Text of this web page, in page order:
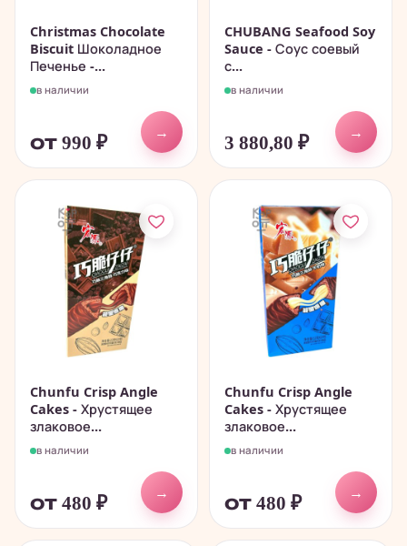
Christmas Chocolate
Biscuit Шоколадное
Печенье -...
в наличии
от 990 ₽
→
CHUBANG Seafood Soy
Sauce - Соус соевый
с...
в наличии
3 880,80 ₽
→
Chunfu Crisp Angle
Cakes - Хрустящее
злаковое...
в наличии
от 480 ₽
→
Chunfu Crisp Angle
Cakes - Хрустящее
злаковое...
в наличии
от 480 ₽
→